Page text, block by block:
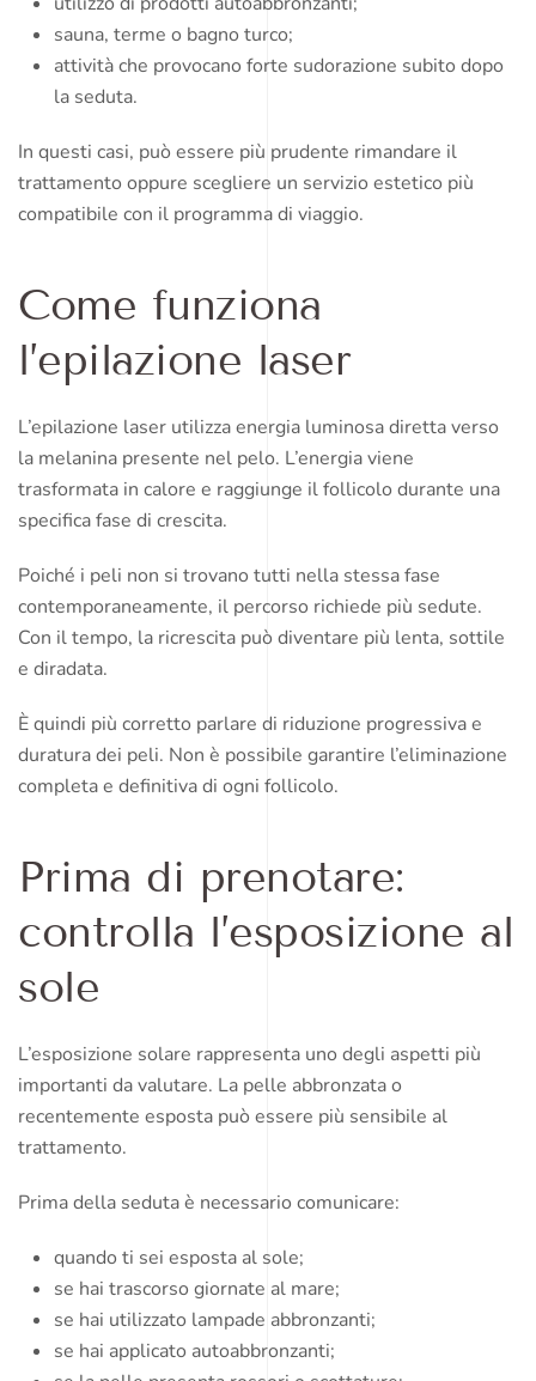
sauna, terme o bagno turco;
attività che provocano forte sudorazione subito dopo
la seduta.
In questi casi, può essere più prudente rimandare il
trattamento oppure scegliere un servizio estetico più
compatibile con il programma di viaggio.
Come funziona
l’epilazione laser
L’epilazione laser utilizza energia luminosa diretta verso
la melanina presente nel pelo. L’energia viene
trasformata in calore e raggiunge il follicolo durante una
specifica fase di crescita.
Poiché i peli non si trovano tutti nella stessa fase
contemporaneamente, il percorso richiede più sedute.
Con il tempo, la ricrescita può diventare più lenta, sottile
e diradata.
È quindi più corretto parlare di riduzione progressiva e
duratura dei peli. Non è possibile garantire l’eliminazione
completa e definitiva di ogni follicolo.
Prima di prenotare:
controlla l’esposizione al
sole
L’esposizione solare rappresenta uno degli aspetti più
importanti da valutare. La pelle abbronzata o
recentemente esposta può essere più sensibile al
trattamento.
Prima della seduta è necessario comunicare:
quando ti sei esposta al sole;
se hai trascorso giornate al mare;
se hai utilizzato lampade abbronzanti;
se hai applicato autoabbronzanti;